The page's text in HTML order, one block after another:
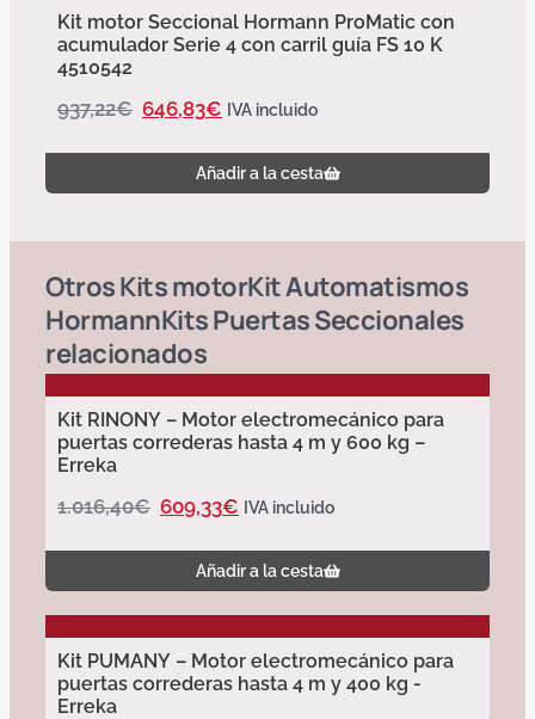
Kit motor Seccional Hormann ProMatic con
acumulador Serie 4 con carril guía FS 10 K
4510542
937,22€ 646,83€ IVA incluido
Añadir a la cesta
OtrosKits motorKit Automatismos
HormannKits Puertas Seccionales
relacionados
Kit RINONY – Motor electromecánico para
puertas correderas hasta 4 m y 600 kg –
Erreka
1.016,40€ 609,33€ IVA incluido
Añadir a la cesta
Kit PUMANY – Motor electromecánico para
puertas correderas hasta 4 m y 400 kg -
Erreka